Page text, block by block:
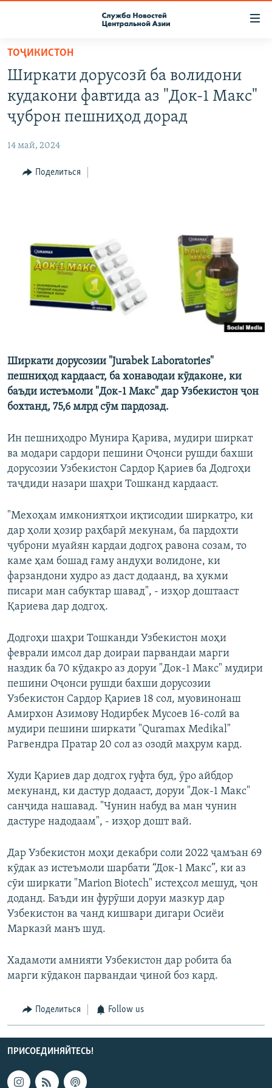
Вернуться
основному
содержанию
Вернутся
главной
Вернутся
ПОДПИСКА
КОНТАКТЫ
НАСТОЯЩЕЕ ВРЕМЯ
МИГРАНТ МЕДИА
ТОҶИКИСТОН
Ширкати дорусозӣ ба волидони
кудакони фавтида аз "Док-1 Макс"
ҷуброн пешниҳод дорад
14 май, 2024
Поделиться
Ширкати дорусозии "Jurabek Laboratories"
пешниҳод кардааст, ба хонаводаи кӯдаконе, ки
баъди истеъмоли "Док-1 Макс" дар Узбекистон ҷон
бохтанд, 75,6 млрд сӯм пардозад.
Ин пешниҳодро Мунира Қарива, мудири ширкат
ва модари сардори пешини Оҷонси рушди бахши
дорусозии Узбекистон Сардор Қариев ба Додгоҳи
таҷдиди назари шаҳри Тошканд кардааст.
"Мехоҳам имкониятҳои иқтисодии ширкатро, ки
дар ҳоли ҳозир раҳбарӣ мекунам, ба пардохти
ҷуброни муайян кардаи додгоҳ равона созам, то
каме ҳам бошад ғаму андуҳи волидоне, ки
фарзандони худро аз даст додаанд, ва ҳукми
писари ман сабуктар шавад", - изҳор доштааст
Қариева дар додгоҳ.
Додгоҳи шаҳри Тошканди Узбекистон моҳи
феврали имсол дар доираи парвандаи марги
наздик ба 70 кӯдакро аз доруи "Док-1 Макс" мудири
пешини Оҷонси рушди бахши дорусозии
Узбекистон Сардор Қариев 18 сол, муовинонаш
Амирхон Азимову Нодирбек Мусоев 16-солӣ ва
мудири пешини ширкати "Quramax Medikal"
Рагвендра Пратар 20 сол аз озодӣ маҳрум кард.
Худи Қариев дар додгоҳ гуфта буд, ӯро айбдор
мекунанд, ки дастур додааст, доруи "Док-1 Макс"
санҷида нашавад. "Чунин набуд ва ман чунин
дастуре надодаам", - изҳор дошт вай.
Дар Узбекистон моҳи декабри соли 2022 ҷамъан 69
кӯдак аз истеъмоли шарбати “Док-1 Макс”, ки аз
сӯи ширкати "Marion Biotech" истеҳсол мешуд, ҷон
доданд. Баъди ин фурӯши доруи мазкур дар
Узбекистон ва чанд кишвари дигари Осиёи
Марказӣ манъ шуд.
Хадамоти амнияти Узбекистон дар робита ба
марги кӯдакон парвандаи ҷиноӣ боз кард.
Поделиться Follow us
ПРИСОЕДИНЯЙТЕСЬ!